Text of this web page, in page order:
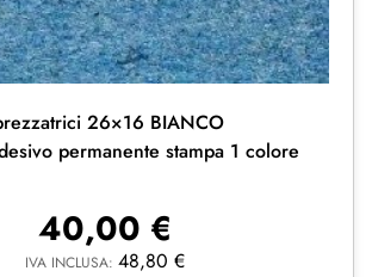
26×16 BIANCO
permanente stampa 1 colore
40,00 €
IVA INCLUSA: 48,80 €